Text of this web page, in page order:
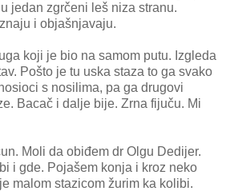
jedan zgrčeni leš niza stranu.
i objašnjavaju.
koji je bio na samom putu. Izgleda
Pošto je tu uska staza to ga svako
s nosilima, pa ga drugovi
Bacač i dalje bije. Zrna fijuču. Mi
Moli da obiđem dr Olgu Dedijer.
i gde. Pojašem konja i kroz neko
malom stazicom žurim ka kolibi.